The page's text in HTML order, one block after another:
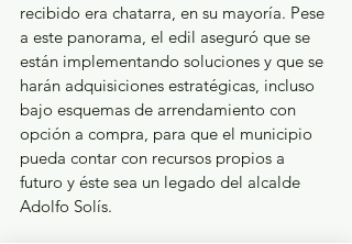
recibido era chatarra, en su mayoría. Pese
a este panorama, el edil aseguró que se
están implementando soluciones y que se
harán adquisiciones estratégicas, incluso
bajo esquemas de arrendamiento con
opción a compra, para que el municipio
pueda contar con recursos propios a
futuro y éste sea un legado del alcalde
Adolfo Solís.